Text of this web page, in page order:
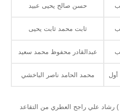
حسن صالح يحيى عبيد
ثابت محمد ثابت يحيى
عبدالقادر محفوظ محمد سعيد
أول محمد الحامد ناصر الباخشي
مادة (3) يُعاد المقدم رقم ( 66614 ) رشاد علي راجح العطري من التقاعد